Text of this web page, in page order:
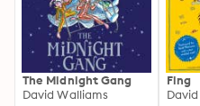
The Midnight Gang
David Walliams
Fing